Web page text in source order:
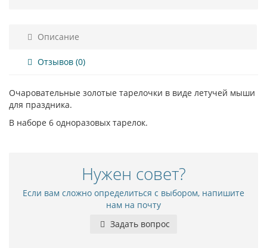
Описание
Отзывов (0)
Очаровательные золотые тарелочки в виде летучей мыши
для праздника.
В наборе 6 одноразовых тарелок.
Нужен совет?
Если вам сложно определиться с выбором, напишите
нам на почту
Задать вопрос